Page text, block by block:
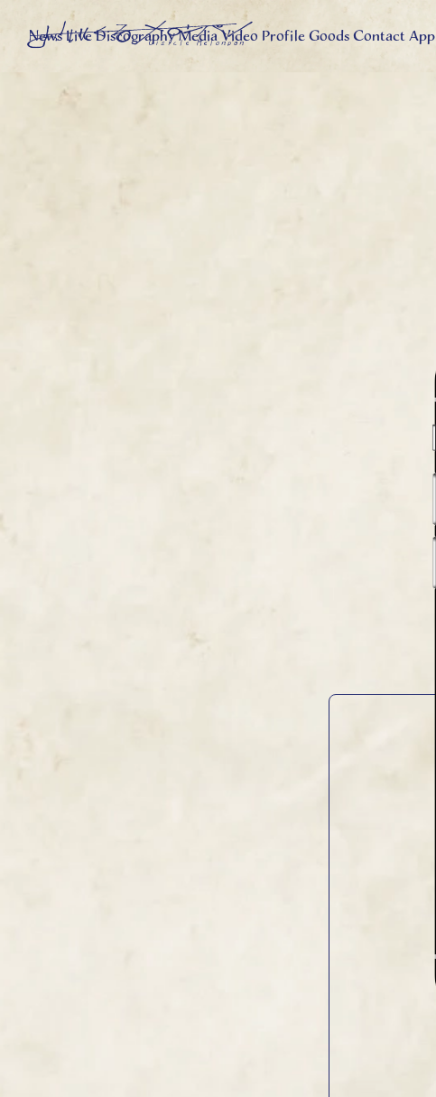
News Live Discography Media Video Profile Goods Contact App